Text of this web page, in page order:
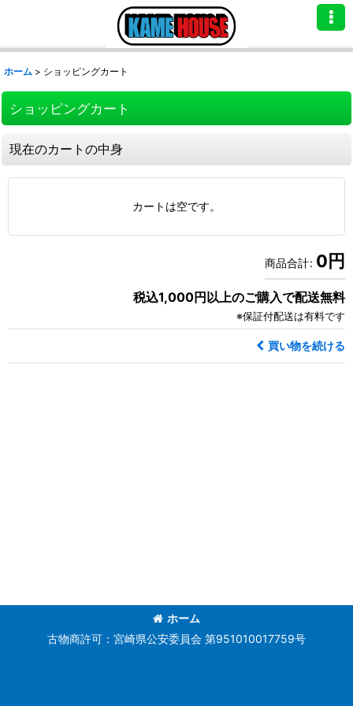
ホーム > ショッピングカート
ショッピングカート
現在のカートの中身
カートは空です。
商品合計: 0円
税込1,000円以上のご購入で配送無料
※保証付配送は有料です
買い物を続ける
ホーム
古物商許可：宮崎県公安委員会 第951010017759号